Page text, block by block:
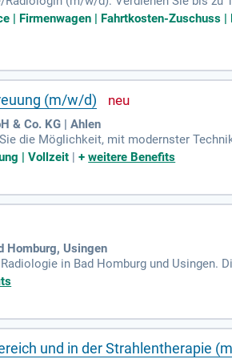
als Vertretungsarzt/Vertretungsärztin.
| Firmenwagen | Fahrtkosten-Zuschuss
(m/w/d)
& Co. KG | Ahlen
die Möglichkeit, mit modernster
Unterschied macht. Zu Ihren
Sie beraten und betreuen Patienten
höchster Qualitäts- und
der Radiologie erfolgreich
| Vollzeit |+weitere Benefits
Homburg, Usingen
in Bad Homburg und Usingen.
modernster MRT- und CT-
zu arbeiten. Unser Team
Sie die Zukunft der Radiologie
und in der Strahlentherapie